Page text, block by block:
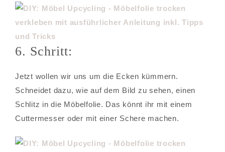
6. Schritt:
Jetzt wollen wir uns um die Ecken kümmern.
Schneidet dazu, wie auf dem Bild zu sehen, einen
Schlitz in die Möbelfolie. Das könnt ihr mit einem
Cuttermesser oder mit einer Schere machen.